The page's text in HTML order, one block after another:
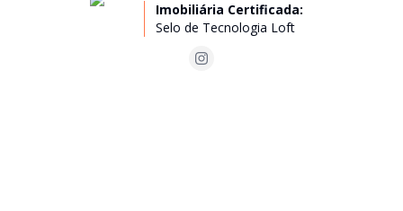
Imobiliária Certificada:
Selo de Tecnologia Loft